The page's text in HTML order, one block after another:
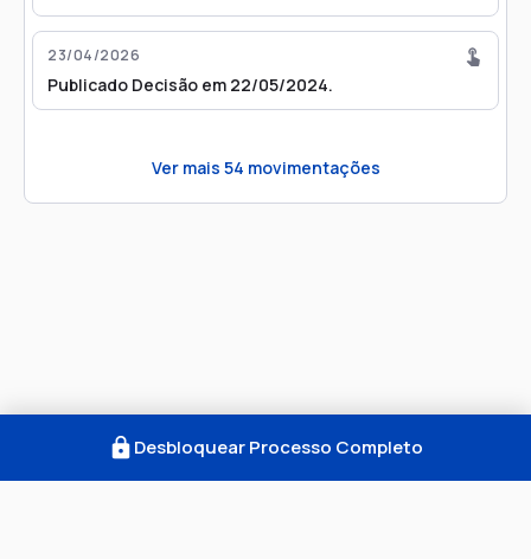
23/04/2026
Publicado Decisão em 22/05/2024.
Ver mais 54 movimentações
Desbloquear Processo Completo